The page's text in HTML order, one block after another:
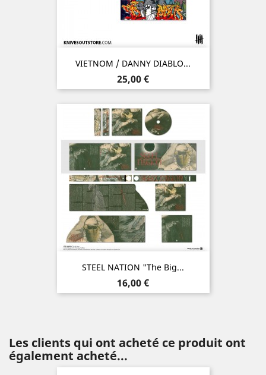
VIETNOM / DANNY DIABLO...
Prix
25,00 €
STEEL NATION "The Big...
Prix
16,00 €
Les clients qui ont acheté ce produit ont
également acheté...